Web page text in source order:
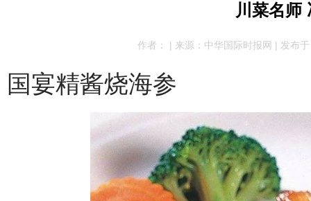
川菜名师
作者： | 来源：中华国际时报网 | 发布
国宴精酱烧海参